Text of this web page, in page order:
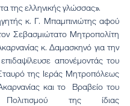
της ελληνικής γλώσσας».
Σεβασμιώτατο Μητροπολίτη
κ. Δαμασκηνό για την
απονέμοντάς του
της Ιεράς Μητροπόλεως
και το  Βραβείο του
Πολιτισμού της ίδιας